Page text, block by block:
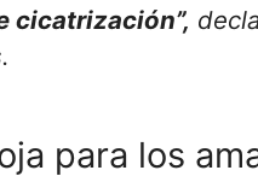
cicatrización”,
para los